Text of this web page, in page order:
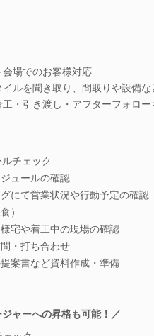
会場でのお客様対応
ルを聞き取り、間取りや設備
・引き渡し・アフターフォロー
チェック
ールの確認
にて営業状況や行動予定の確認
）
宅や着工中の現場の確認
・打ち合わせ
案書など資料作成・準備
ャーへの昇格も可能！／